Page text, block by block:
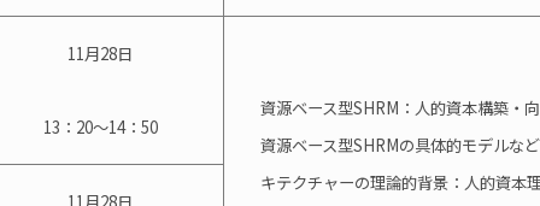
11月28日
13：20～14：50
資源ベース型SHRM：人的資本構築・
資源ベース型SHRMの具体的モデルな
キテクチャーの理論的背景：人的資本